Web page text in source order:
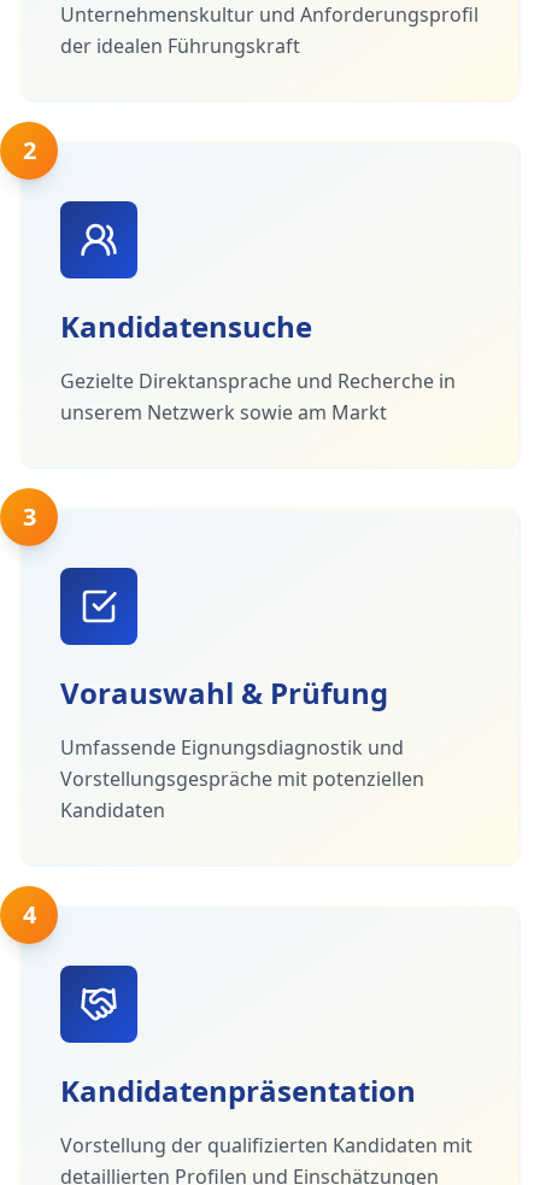
Unternehmenskultur und Anforderungsprofil
der idealen Führungskraft
2
Kandidatensuche
Gezielte Direktansprache und Recherche in
unserem Netzwerk sowie am Markt
3
Vorauswahl & Prüfung
Umfassende Eignungsdiagnostik und
Vorstellungsgespräche mit potenziellen
Kandidaten
4
Kandidatenpräsentation
Vorstellung der qualifizierten Kandidaten mit
detaillierten Profilen und Einschätzungen